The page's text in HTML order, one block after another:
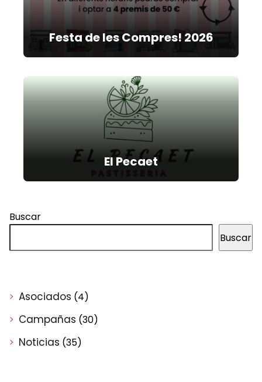
Festa de les Compres! 2026
El Pecaet
Buscar
Buscar
Asociados (4)
Campañas (30)
Noticias (35)